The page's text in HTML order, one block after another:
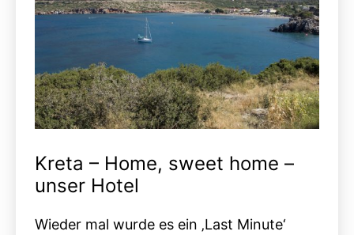
Kreta – Home, sweet home –
unser Hotel
Wieder mal wurde es ein ‚Last Minute‘